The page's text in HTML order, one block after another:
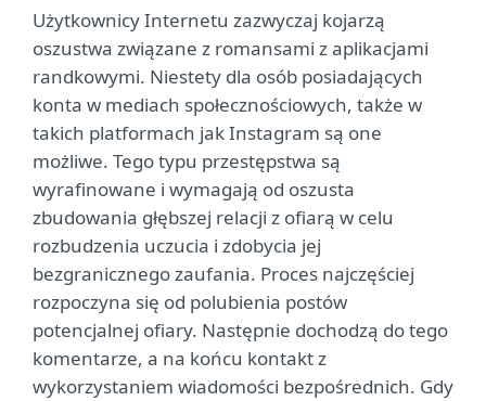
Użytkownicy Internetu zazwyczaj kojarzą
oszustwa związane z romansami z aplikacjami
randkowymi. Niestety dla osób posiadających
konta w mediach społecznościowych, także w
takich platformach jak Instagram są one
możliwe. Tego typu przestępstwa są
wyrafinowane i wymagają od oszusta
zbudowania głębszej relacji z ofiarą w celu
rozbudzenia uczucia i zdobycia jej
bezgranicznego zaufania. Proces najczęściej
rozpoczyna się od polubienia postów
potencjalnej ofiary. Następnie dochodzą do tego
komentarze, a na końcu kontakt z
wykorzystaniem wiadomości bezpośrednich. Gdy